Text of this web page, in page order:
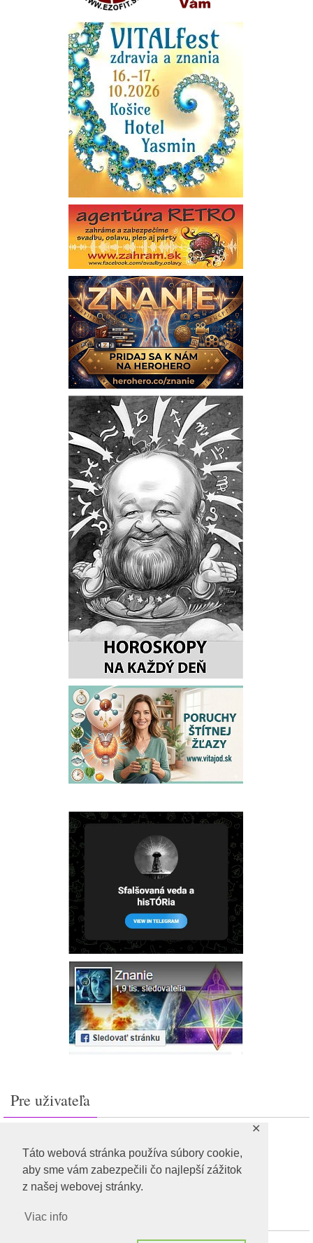
Táto webová stránka používa súbory cookie,
aby sme vám zabezpečili čo najlepší zážitok
z našej webovej stránky.
Viac info
✕
Pre uživateľa
Feed záznamov
RSS feed komentárov
WordPress.org